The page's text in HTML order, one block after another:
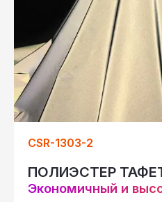
CSR-1303-2
ПОЛИЭСТЕР
Экономичный и